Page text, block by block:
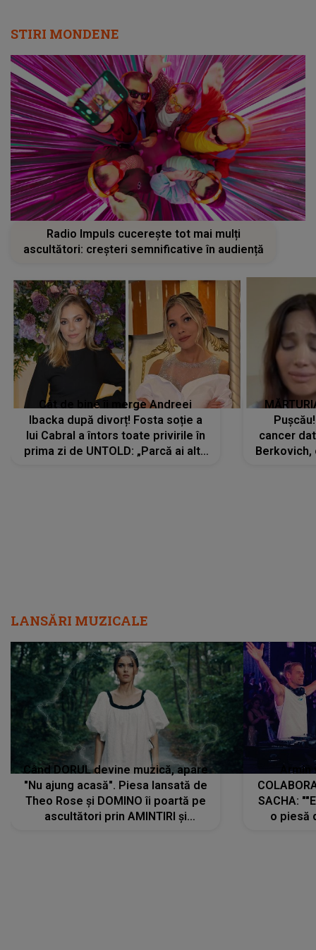
STIRI MONDENE
Radio Impuls cucerește tot mai mulți
ascultători: creșteri semnificative în audiență
Cât de bine îi merge Andreei
Ibacka după divorț! Fosta soție a
lui Cabral a întors toate privirile în
prima zi de UNTOLD: „Parcă ai altă
cancer
LANSĂRI MUZICALE
Când DORUL devine muzică, apare
"Nu ajung acasă". Piesa lansată de
Theo Rose și DOMINO îi poartă pe
ascultători prin AMINTIRI și
SACHA:
o piesă